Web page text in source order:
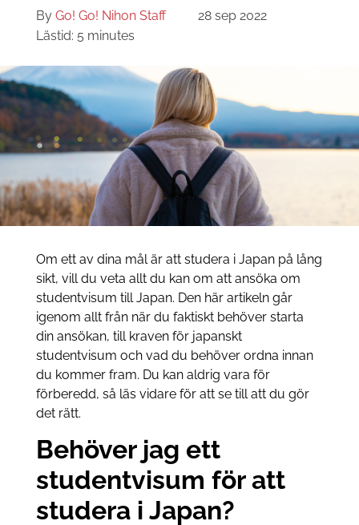
By Go! Go! Nihon Staff
28 sep 2022
Lästid: 5 minutes
Om ett av dina mål är att studera i Japan på lång
sikt, vill du veta allt du kan om att ansöka om
studentvisum till Japan. Den här artikeln går
igenom allt från när du faktiskt behöver starta
din ansökan, till kraven för japanskt
studentvisum och vad du behöver ordna innan
du kommer fram. Du kan aldrig vara för
förberedd, så läs vidare för att se till att du gör
det rätt.
Behöver jag ett
studentvisum för att
studera i Japan?